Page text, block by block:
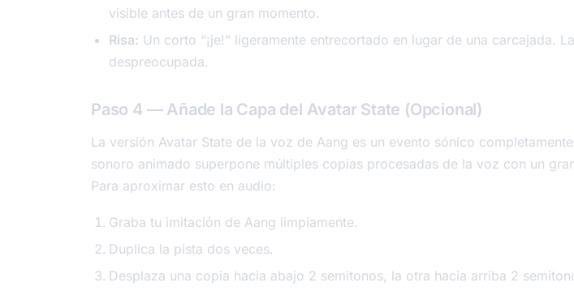
visible antes de un gran momento.
Risa: Un corto “¡je!” ligeramente entrecortado en lugar de una carcajada.
despreocupada.
Paso 4 — Añade la Capa del Avatar State (Opcional)
La versión Avatar State de la voz de Aang es un evento sónico
sonoro animado superpone múltiples copias procesadas de la voz con un
Para aproximar esto en audio:
Graba tu imitación de Aang limpiamente.
Duplica la pista dos veces.
Desplaza una copia hacia abajo 2 semitonos, la otra hacia arriba 2